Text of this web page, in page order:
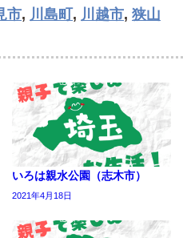
市, 川島町 , 川越市, 狭山
いろは親水公園（志木市）
2021年4月18日